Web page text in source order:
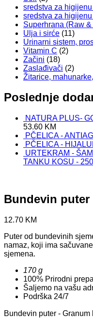
sredstva za
sredstva za
Superhrana (Raw
Ulja i sirće (11)
Urinarni sistem,
Vitamin C (2)
Začini (18)
Zaslađivači (2)
Žitarice,
Poslednje
NATURA PLUS-
53.60 KM
PČELICA -
PČELICA -
URTEKRAM -
TANKU KOSU -
Bundevin puter
12.70 KM
Puter od bundevinih
namaz, koji ima
sjemena.
170 g
100% Prirodni
Šaljemo na vašu
Podrška 24/7
Bundevin puter - Granum